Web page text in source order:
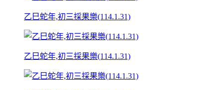
乙巳蛇年,初三採果樂(114.1.31)
乙巳蛇年,初三採果樂(114.1.31)